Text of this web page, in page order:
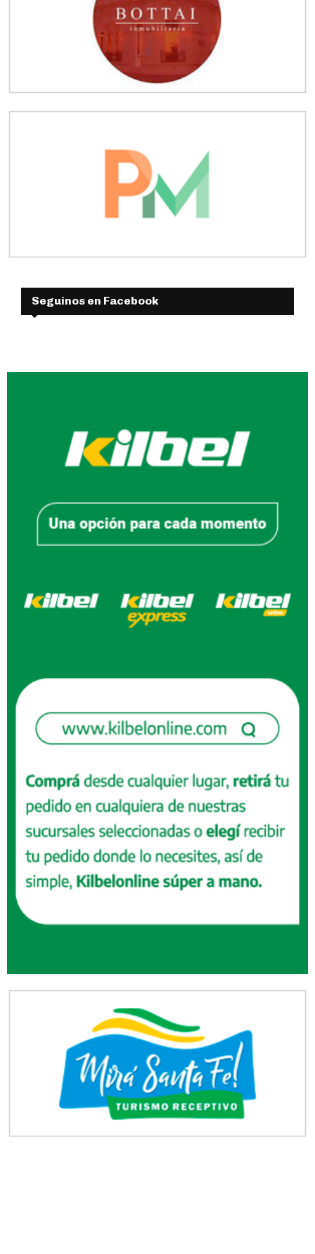
Seguinos en Facebook